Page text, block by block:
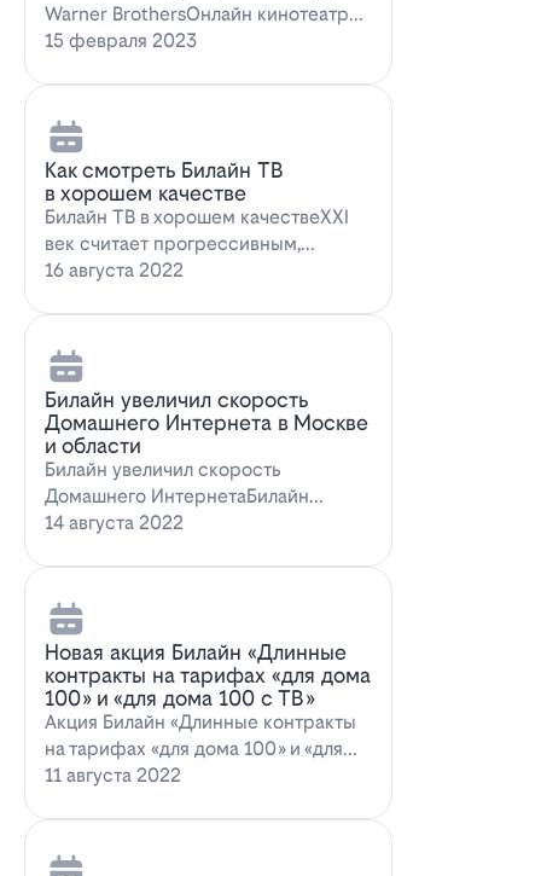
Warner BrothersОнлайн кинотеатр
Okko пополнил коллекцию лучшими
15 февраля 2023
Как смотреть Билайн ТВ
в хорошем качестве
Билайн ТВ в хорошем качествеXXI
век считает прогрессивным,
большинство технологий доступны
16 августа 2022
Билайн увеличил скорость
Домашнего Интернета в Москве
и области
Билайн увеличил скорость
Домашнего ИнтернетаБилайн
увеличил скорость Домашнего
14 августа 2022
Новая акция Билайн «Длинные
контракты на тарифах «для дома
100» и «для дома 100 с ТВ»
Акция Билайн «Длинные контракты
на тарифах «для дома 100» и «для
дома 100 с…
11 августа 2022